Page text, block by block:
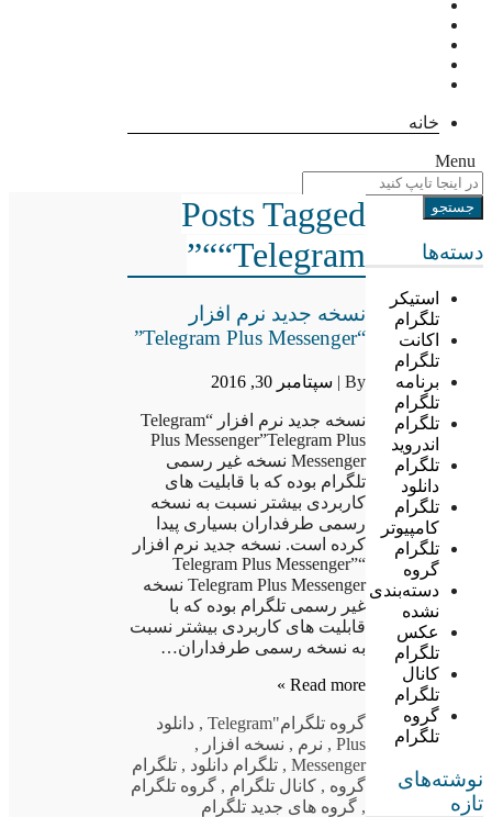
خانه
Menu
دسته‌ها
استیکر
تلگرام
اکانت
تلگرام
برنامه
تلگرام
تلگرام
اندروید
تلگرام
دانلود
تلگرام
کامپیوتر
تلگرام
گروه
دسته‌بندی
نشده
عکس
تلگرام
کانال
تلگرام
گروه
تلگرام
نوشته‌های
تازه
Posts Tagged
““Telegram”
نسخه جدید نرم افزار
“Telegram Plus Messenger”
By | سپتامبر 30, 2016
نسخه جدید نرم افزار “Telegram
Plus Messenger”Telegram Plus
Messenger نسخه غیر رسمی
تلگرام بوده که با قابلیت های
کاربردی بیشتر نسبت به نسخه
رسمی طرفداران بسیاری پیدا
کرده است. نسخه جدید نرم افزار
“Telegram Plus Messenger”
Telegram Plus Messenger نسخه
غیر رسمی تلگرام بوده که با
قابلیت های کاربردی بیشتر نسبت
به نسخه رسمی طرفداران…
Read more »
گروه تلگرام"Telegram
, دانلود
Plus
, نرم , نسخه افزار ,
Messenger
, تلگرام دانلود , تلگرام
گروه , کانال تلگرام , گروه تلگرام
, گروه های جدید تلگرام